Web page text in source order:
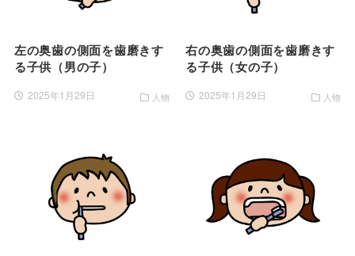
左の奥歯の側面を歯磨きす
る子供（男の子）
2025年1月29日 人物
右の奥歯の側面を歯磨きす
る子供（女の子）
2025年1月29日 人物